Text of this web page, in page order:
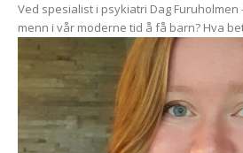
Ved spesialist i psykiatri Dag
menn i vår moderne tid å få barn? Hva